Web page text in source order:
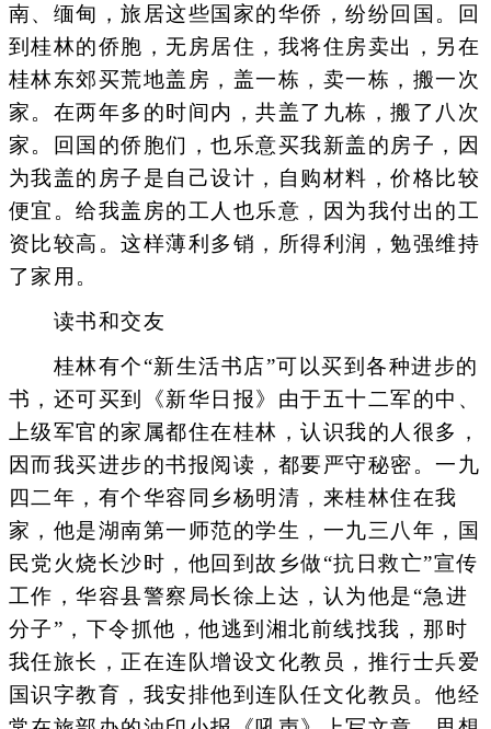
南、缅甸，旅居这些国家的华侨，纷纷回国。回
到桂林的侨胞，无房居住，我将住房卖出，另在
桂林东郊买荒地盖房，盖一栋，卖一栋，搬一次
家。在两年多的时间内，共盖了九栋，搬了八次
家。回国的侨胞们，也乐意买我新盖的房子，因
为我盖的房子是自己设计，自购材料，价格比较
便宜。给我盖房的工人也乐意，因为我付出的工
资比较高。这样薄利多销，所得利润，勉强维持
了家用。
读书和交友
桂林有个“新生活书店”可以买到各种进步的
书，还可买到《新华日报》由于五十二军的中、
上级军官的家属都住在桂林，认识我的人很多，
因而我买进步的书报阅读，都要严守秘密。一九
四二年，有个华容同乡杨明清，来桂林住在我
家，他是湖南第一师范的学生，一九三八年，国
民党火烧长沙时，他回到故乡做“抗日救亡”宣传
工作，华容县警察局长徐上达，认为他是“急进
分子”，下令抓他，他逃到湘北前线找我，那时
我任旅长，正在连队增设文化教员，推行士兵爱
国识字教育，我安排他到连队任文化教员。他经